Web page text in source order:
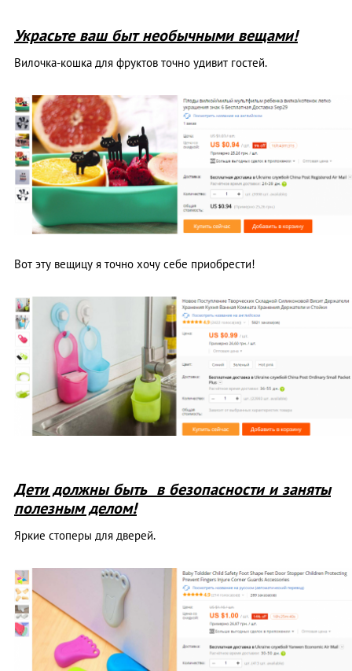
Украсьте ваш быт необычными вещами!
Вилочка-кошка для фруктов точно удивит гостей.
Вот эту вещицу я точно хочу себе приобрести!
Дети должны быть в безопасности и заняты
полезным делом!
Яркие стоперы для дверей.